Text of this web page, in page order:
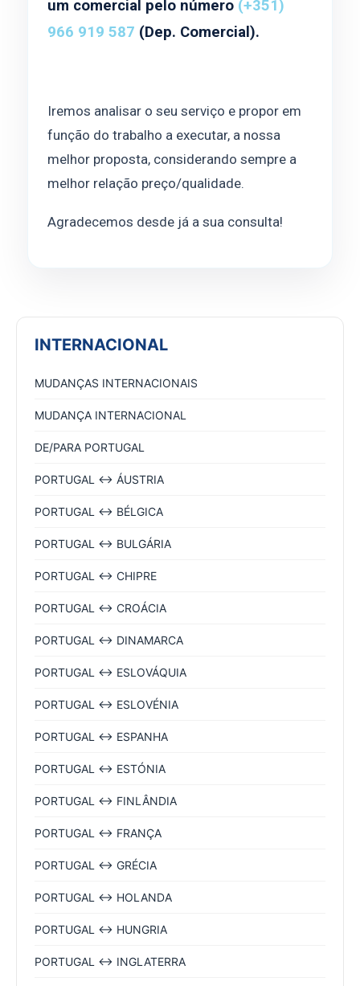
um comercial pelo número (+351)
966 919 587 (Dep. Comercial).
Iremos analisar o seu serviço e propor em
função do trabalho a executar, a nossa
melhor proposta, considerando sempre a
melhor relação preço/qualidade.
Agradecemos desde já a sua consulta!
INTERNACIONAL
MUDANÇAS INTERNACIONAIS
MUDANÇA INTERNACIONAL
DE/PARA PORTUGAL
PORTUGAL ↔ ÁUSTRIA
PORTUGAL ↔ BÉLGICA
PORTUGAL ↔ BULGÁRIA
PORTUGAL ↔ CHIPRE
PORTUGAL ↔ CROÁCIA
PORTUGAL ↔ DINAMARCA
PORTUGAL ↔ ESLOVÁQUIA
PORTUGAL ↔ ESLOVÉNIA
PORTUGAL ↔ ESPANHA
PORTUGAL ↔ ESTÓNIA
PORTUGAL ↔ FINLÂNDIA
PORTUGAL ↔ FRANÇA
PORTUGAL ↔ GRÉCIA
PORTUGAL ↔ HOLANDA
PORTUGAL ↔ HUNGRIA
PORTUGAL ↔ INGLATERRA